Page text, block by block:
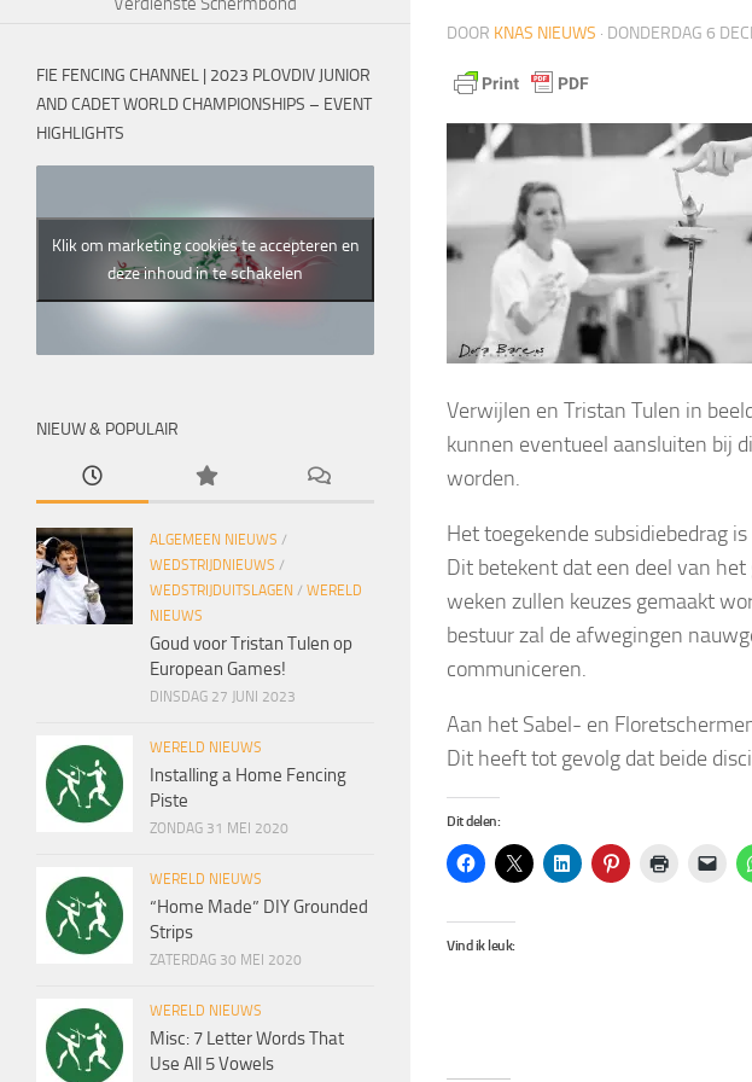
DOOR KNAS NIEUWS · DONDERDAG 6
Verwijlen en Tristan Tulen in
kunnen eventueel aansluiten bij
worden.
Het toegekende subsidiebedrag
Dit betekent dat een deel van
weken zullen keuzes gemaakt
bestuur zal de afwegingen
communiceren.
Aan het Sabel- en
Dit heeft tot gevolg dat beide
Dit delen:
Vind ik leuk:
FIE FENCING CHANNEL | 2023 PLOVDIV JUNIOR
AND CADET WORLD CHAMPIONSHIPS – EVENT
HIGHLIGHTS
Klik om marketing cookies te accepteren en
deze inhoud in te schakelen
NIEUW & POPULAIR
ALGEMEEN NIEUWS /
WEDSTRIJDNIEUWS /
WEDSTRIJDUITSLAGEN / WERELD
NIEUWS
Goud voor Tristan Tulen op
European Games!
DINSDAG 27 JUNI 2023
WERELD NIEUWS
Installing a Home Fencing
Piste
ZONDAG 31 MEI 2020
WERELD NIEUWS
“Home Made” DIY Grounded
Strips
ZATERDAG 30 MEI 2020
WERELD NIEUWS
Misc: 7 Letter Words That
Use All 5 Vowels